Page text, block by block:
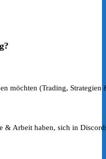
möchten (Trading,
& Arbeit haben, sich in